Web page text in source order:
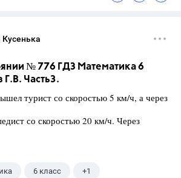
Кусенька
№ 776 ГДЗ Математика 6
Часть3.
турист со скоростью 5 км/ч, а через
со скоростью 20 км/ч. Через
6 класс +1